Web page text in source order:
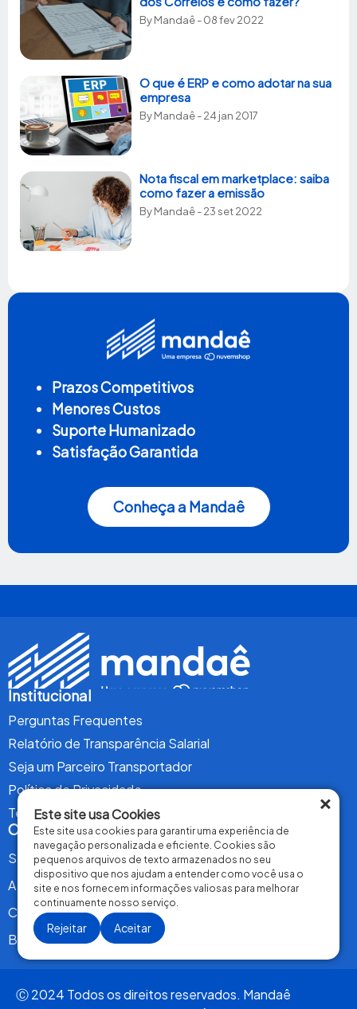
ByMandaê- 08 fev 2022
O que é ERP e como adotar na sua
empresa
ByMandaê- 24 jan 2017
Nota fiscal em marketplace: saiba
como fazer a emissão
ByMandaê- 23 set 2022
Prazos Competitivos
Menores Custos
Suporte Humanizado
Satisfação Garantida
Conheça a Mandaê
Institucional
Perguntas Frequentes
Relatório de Transparência Salarial
Seja um Parceiro Transportador
Política de Privacidade
Termos de Uso
Conteúdo
Serviços
A Mandaê
Contrate Agora
Blog
Ⓒ 2024 Todos os direitos reservados. Mandaê
×
Este site usa Cookies
Este site usa cookies para garantir uma experiência de
navegação personalizada e eficiente. Cookies são
pequenos arquivos de texto armazenados no seu
dispositivo que nos ajudam a entender como você usa o
site e nos fornecem informações valiosas para melhorar
continuamente nosso serviço.
Rejeitar Aceitar